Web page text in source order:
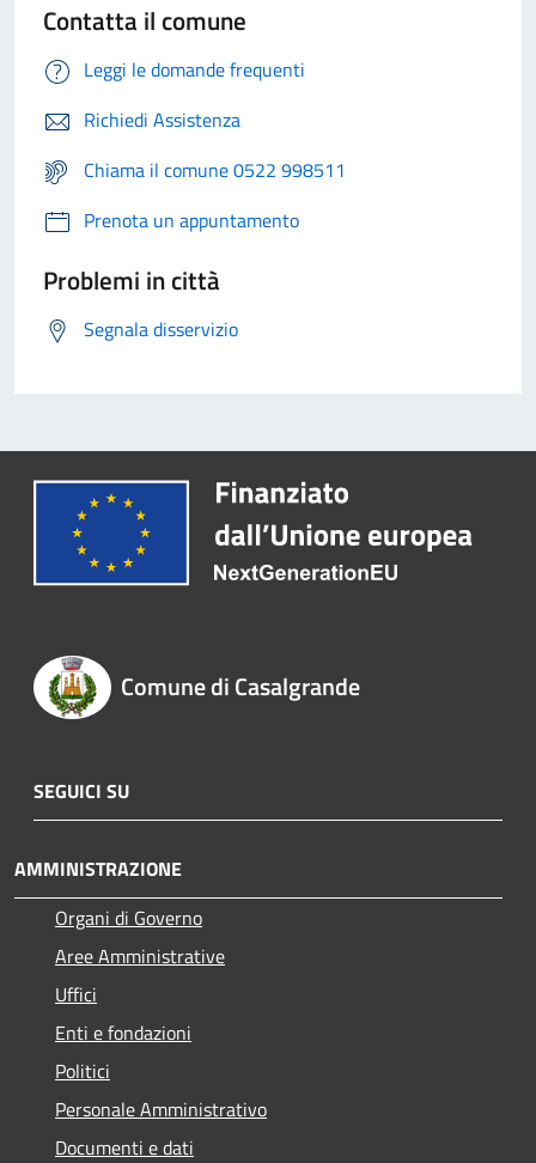
Contatta il comune
Leggi le domande frequenti
Richiedi Assistenza
Chiama il comune 0522 998511
Prenota un appuntamento
Problemi in città
Segnala disservizio
Comune di Casalgrande
SEGUICI SU
AMMINISTRAZIONE
Organi di Governo
Aree Amministrative
Uffici
Enti e fondazioni
Politici
Personale Amministrativo
Documenti e dati